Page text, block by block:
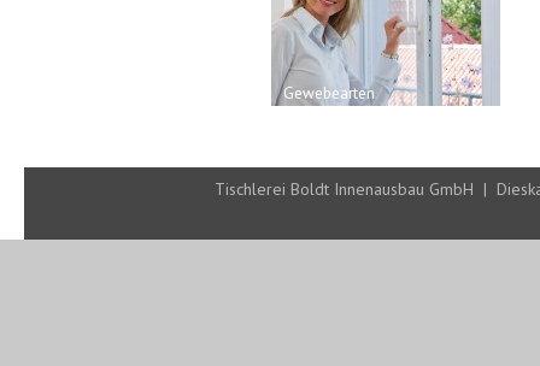
Gewebearten
Tischlerei Boldt Innenausbau GmbH |